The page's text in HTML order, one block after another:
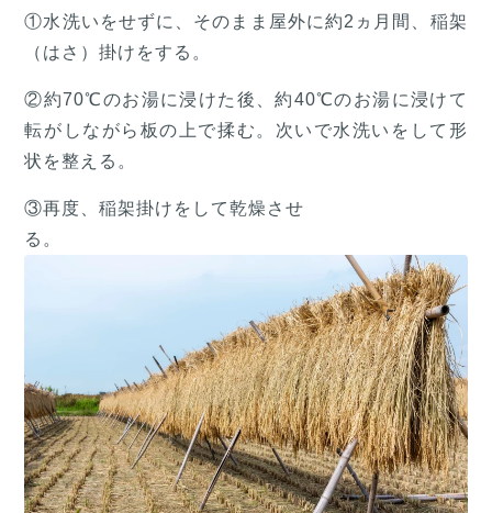
①水洗いをせずに、そのまま屋外に約2ヵ月間、稲架
（はさ）掛けをする。
②約70℃のお湯に浸けた後、約40℃のお湯に浸けて
転がしながら板の上で揉む。次いで水洗いをして形
状を整える。
③再度、稲架掛けをして乾燥させ
る。